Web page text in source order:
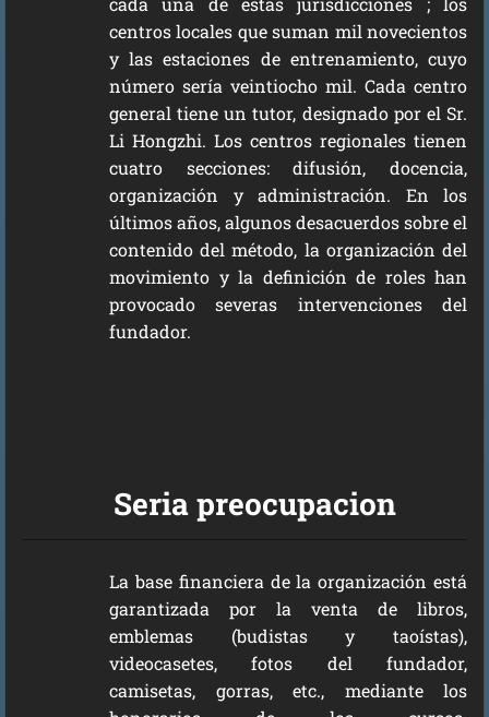
centros locales que suman mil novecientos
y las estaciones de entrenamiento, cuyo
número sería veintiocho mil. Cada centro
general tiene un tutor, designado por el Sr.
Li Hongzhi. Los centros regionales tienen
cuatro secciones: difusión, docencia,
organización y administración. En los
últimos años, algunos desacuerdos sobre el
contenido del método, la organización del
movimiento y la definición de roles han
provocado severas intervenciones del
fundador.
Seria preocupacion
La base financiera de la organización está
garantizada por la venta de libros,
emblemas (budistas y taoístas),
videocasetes, fotos del fundador,
camisetas, gorras, etc., mediante los